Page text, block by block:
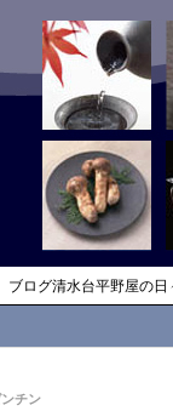
ブログ清水台平野屋の日
チン